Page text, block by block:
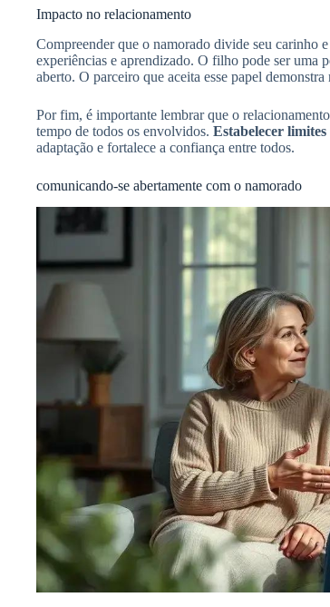
Impacto no relacionamento
Compreender que o namorado divide seu carinho
experiências e aprendizado. O filho pode ser uma
aberto. O parceiro que aceita esse papel
Por fim, é importante lembrar que o
tempo de todos os envolvidos. Estabelecer
adaptação e fortalece a confiança entre todos.
comunicando-se abertamente com o namorado